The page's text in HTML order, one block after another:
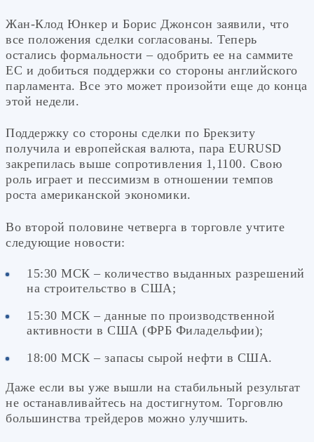
Жан-Клод Юнкер и Борис Джонсон заявили, что
все положения сделки согласованы. Теперь
остались формальности – одобрить ее на саммите
ЕС и добиться поддержки со стороны английского
парламента. Все это может произойти еще до конца
этой недели.
Поддержку со стороны сделки по Брекзиту
получила и европейская валюта, пара EURUSD
закрепилась выше сопротивления 1,1100. Свою
роль играет и пессимизм в отношении темпов
роста американской экономики.
Во второй половине четверга в торговле учтите
следующие новости:
15:30 МСК – количество выданных разрешений
на строительство в США;
15:30 МСК – данные по производственной
активности в США (ФРБ Филадельфии);
18:00 МСК – запасы сырой нефти в США.
Даже если вы уже вышли на стабильный результат
не останавливайтесь на достигнутом. Торговлю
большинства трейдеров можно улучшить.